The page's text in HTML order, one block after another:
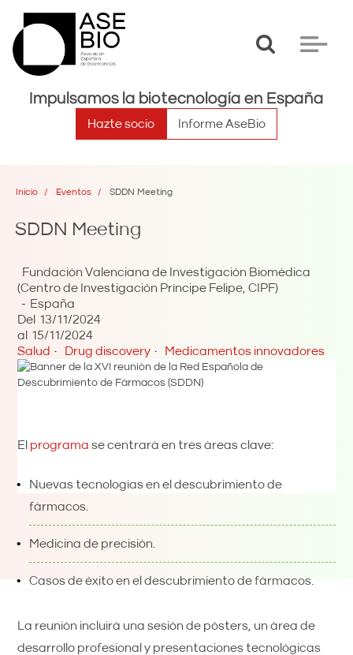
Toggle
Toggle
Impulsamos la biotecnología en España
Hazte socio Informe AseBio
Inicio Eventos SDDN Meeting
SDDN Meeting
Fundación Valenciana de Investigación Biomédica
(Centro de Investigación Príncipe Felipe, CIPF)
España
Del 13/11/2024
al
15/11/2024
Salud
Drug discovery Medicamentos innovadores
El programase centrará en tres áreas clave:
Nuevas tecnologías en el descubrimiento de
fármacos.
Medicina de precisión.
Casos de éxito en el descubrimiento de fármacos.
La reunión incluirá una sesión de pósters, un área de
desarrollo profesional y presentaciones tecnológicas